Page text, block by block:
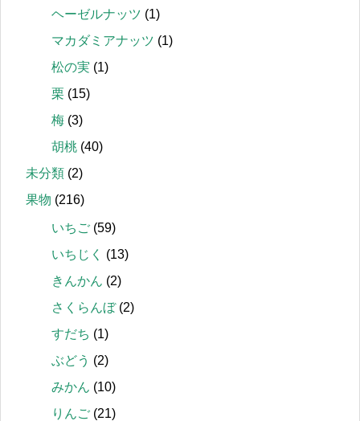
ヘーゼルナッツ (1)
マカダミアナッツ (1)
松の実 (1)
栗 (15)
梅 (3)
胡桃 (40)
未分類 (2)
果物 (216)
いちご (59)
いちじく
(13)
きんかん (2)
さくらんぼ(2)
すだち (1)
ぶどう (2)
みかん (10)
りんご (21)